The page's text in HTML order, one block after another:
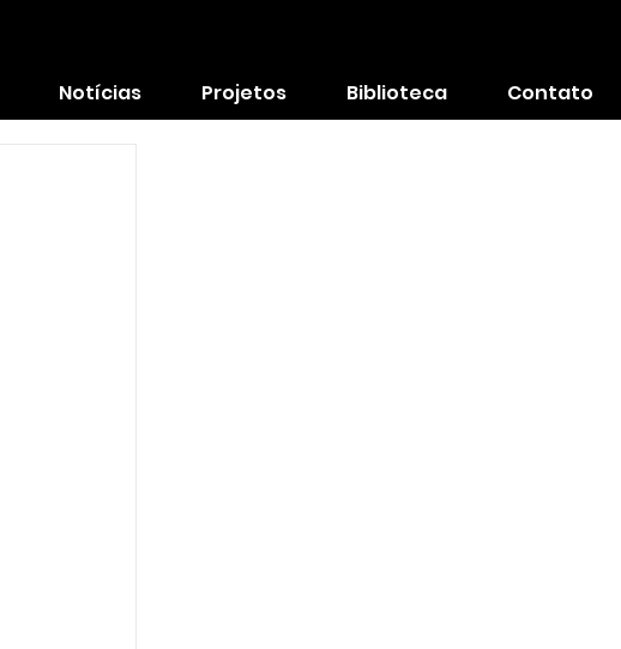
Notícias Projetos Biblioteca Contato